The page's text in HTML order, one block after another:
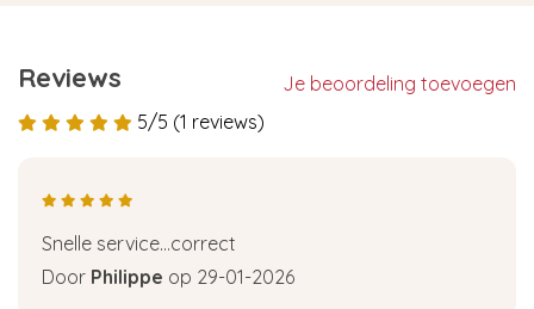
Reviews
Je beoordeling toevoegen
5/5 (1 reviews)
Snelle service...correct
Door Philippe op 29-01-2026